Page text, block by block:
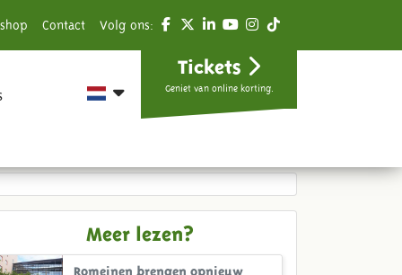
Contact Volg ons:
Tickets
Geniet van online korting.
Meer lezen?
Romeinen brengen opnieuw